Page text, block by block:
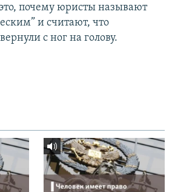
почему юристы называют
и считают, что
с ног на голову.